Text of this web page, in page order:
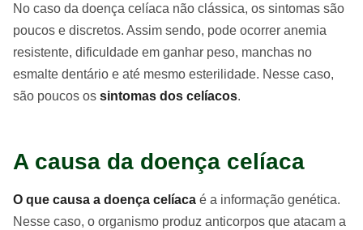
No caso da doença celíaca não clássica, os sintomas são
poucos e discretos. Assim sendo, pode ocorrer anemia
resistente, dificuldade em ganhar peso, manchas no
esmalte dentário e até mesmo esterilidade. Nesse caso,
são poucos os sintomas dos celíacos.
A causa da doença celíaca
O que causa a doença celíaca é a informação genética.
Nesse caso, o organismo produz anticorpos que atacam a